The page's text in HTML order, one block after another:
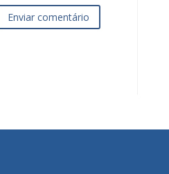
Enviar comentário